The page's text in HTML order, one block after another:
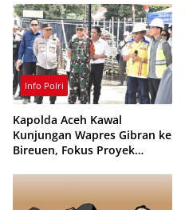
Info Polri
Kapolda Aceh Kawal
Kunjungan Wapres Gibran ke
Bireuen, Fokus Proyek